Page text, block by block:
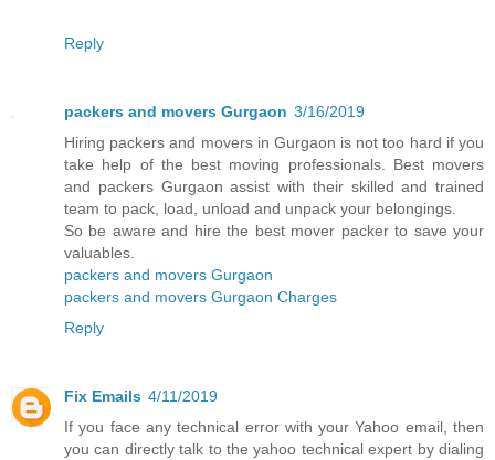
Reply
packers and movers Gurgaon 3/16/2019
Hiring packers and movers in Gurgaon is not too hard if you
take help of the best moving professionals. Best movers
and packers Gurgaon assist with their skilled and trained
team to pack, load, unload and unpack your belongings.
So be aware and hire the best mover packer to save your
valuables.
packers and movers Gurgaon
packers and movers Gurgaon Charges
Reply
Fix Emails 4/11/2019
If you face any technical error with your Yahoo email, then
you can directly talk to the yahoo technical expert by dialing